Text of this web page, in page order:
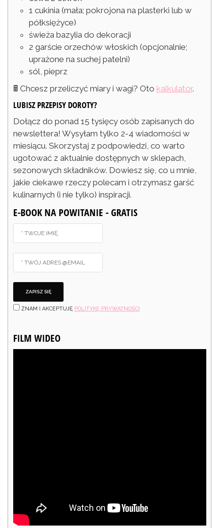
1 cukinia (mała; pokrojona na plasterki lub w
półksiężyce)
świeża bazylia do dekoracji
2 garście orzechów włoskich (opcjonalnie;
uprażone na suchej patelni)
sól, pieprz
🖩 Chcesz przeliczyć miary i wagi? Oto kalkulator.
LUBISZ PRZEPISY DOROTY?
Dołącz do ponad 15 tysięcy osób zapisanych do
newslettera! Wysyłam tylko 2-4 wiadomości w
miesiącu. Skorzystaj z podpowiedzi, co warto
ugotować z aktualnie dostępnych w sklepach,
sezonowych składników. Dowiesz się, co u mnie,
jakie ciekawe rzeczy polecam i otrzymasz garść
kulinarnych (i nie tylko) inspiracji.
E-BOOK NA POWITANIE - GRATIS
ZNAM I AKCEPTUJĘ POLITYKĘ PRYWATNOŚCI
FILM WIDEO